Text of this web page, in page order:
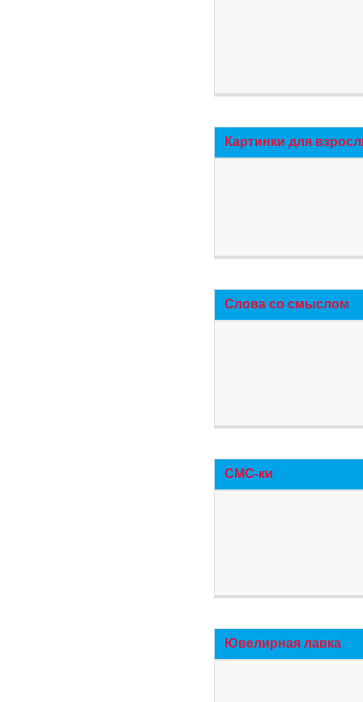
Картинки для
Слова со смыслом
СМС-ки
Ювелирная лавка